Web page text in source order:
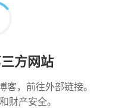
方网站
客，前往外部链接。
财产安全。